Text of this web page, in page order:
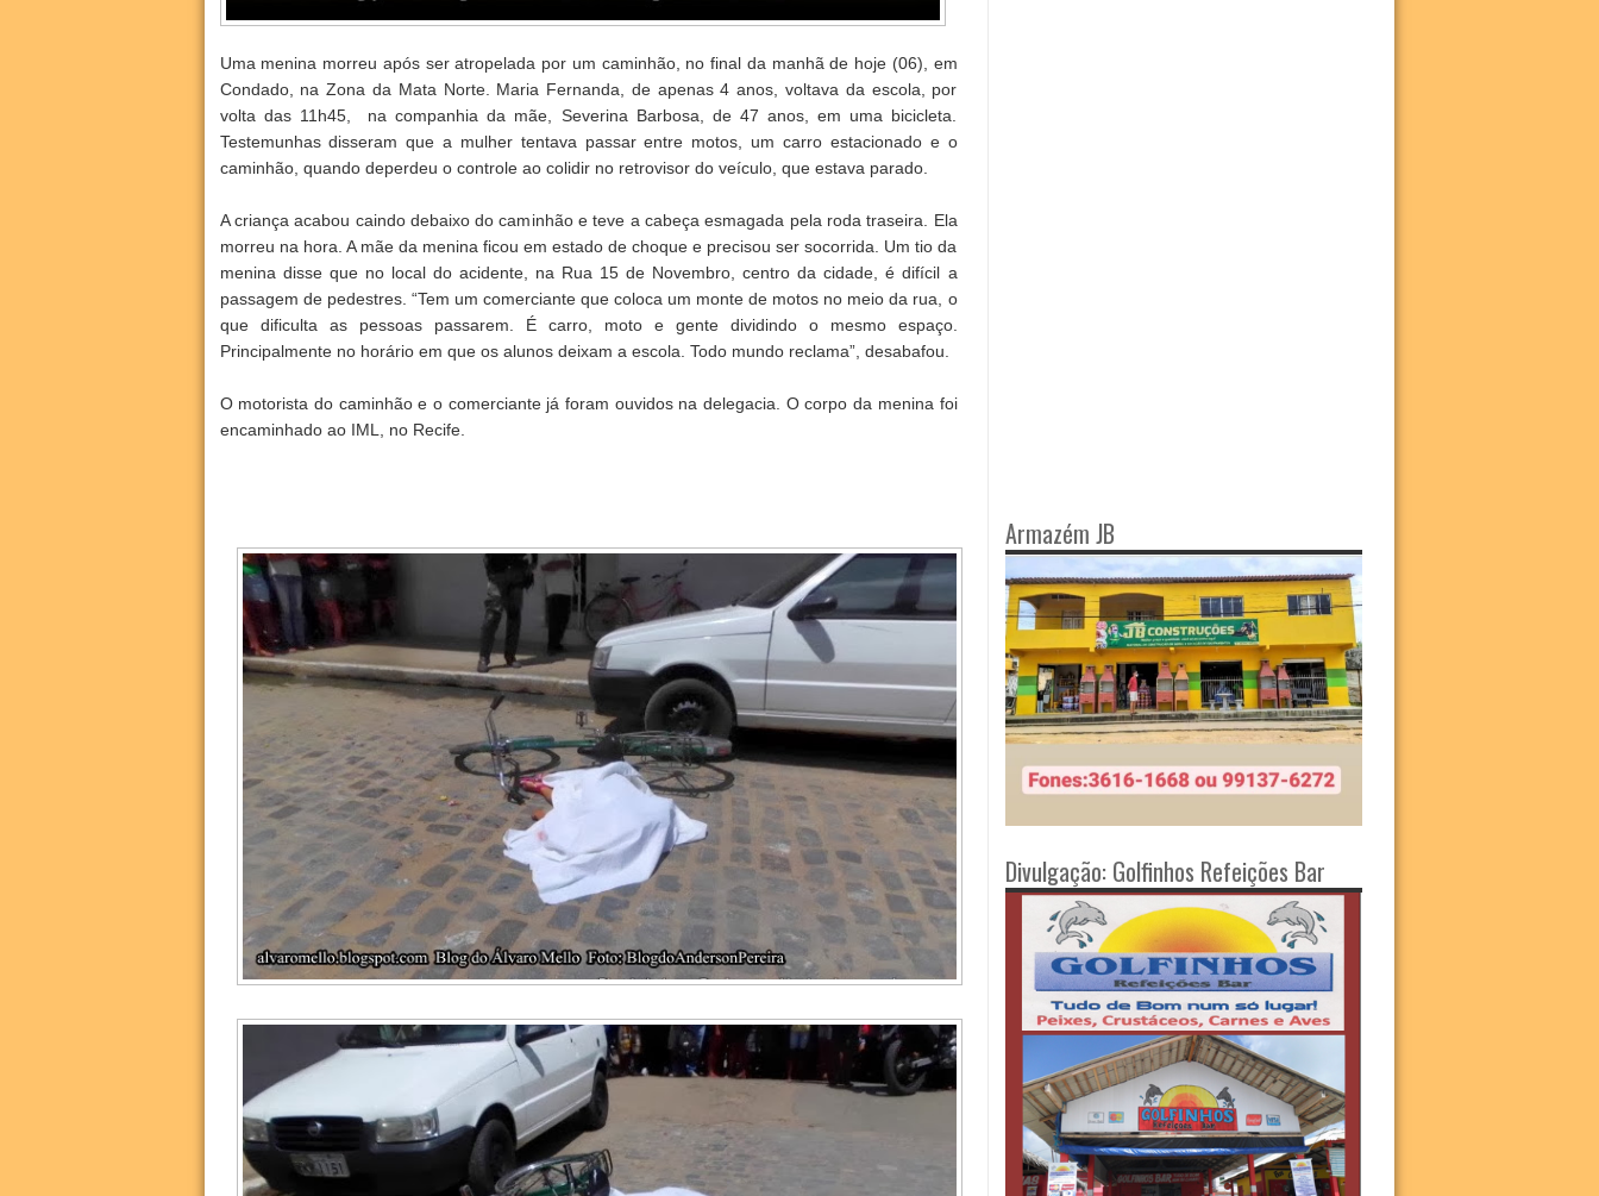
Uma menina morreu após ser atropelada por um caminhão, no final da manhã de hoje (06), em
Condado, na Zona da Mata Norte. Maria Fernanda, de apenas 4 anos, voltava da escola, por
volta das 11h45, na companhia da mãe, Severina Barbosa, de 47 anos, em uma bicicleta.
Testemunhas disseram que a mulher tentava passar entre motos, um carro estacionado e o
caminhão, quando deperdeu o controle ao colidir no retrovisor do veículo, que estava parado.
A criança acabou caindo debaixo do caminhão e teve a cabeça esmagada pela roda traseira. Ela
morreu na hora. A mãe da menina ficou em estado de choque e precisou ser socorrida. Um tio da
menina disse que no local do acidente, na Rua 15 de Novembro, centro da cidade, é difícil a
passagem de pedestres. “Tem um comerciante que coloca um monte de motos no meio da rua, o
que dificulta as pessoas passarem. É carro, moto e gente dividindo o mesmo espaço.
Principalmente no horário em que os alunos deixam a escola. Todo mundo reclama”, desabafou.
O motorista do caminhão e o comerciante já foram ouvidos na delegacia. O corpo da menina foi
encaminhado ao IML, no Recife.
Armazém JB
Divulgação: Golfinhos Refeições Bar